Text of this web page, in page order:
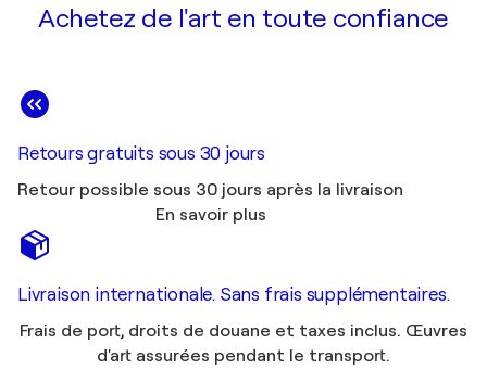
Achetez de l'art en toute confiance
Retours gratuits sous 30 jours
Retour possible sous 30 jours après la livraison
En savoir plus
Livraison internationale. Sans frais supplémentaires.
Frais de port, droits de douane et taxes inclus. Œuvres
d'art assurées pendant le transport.